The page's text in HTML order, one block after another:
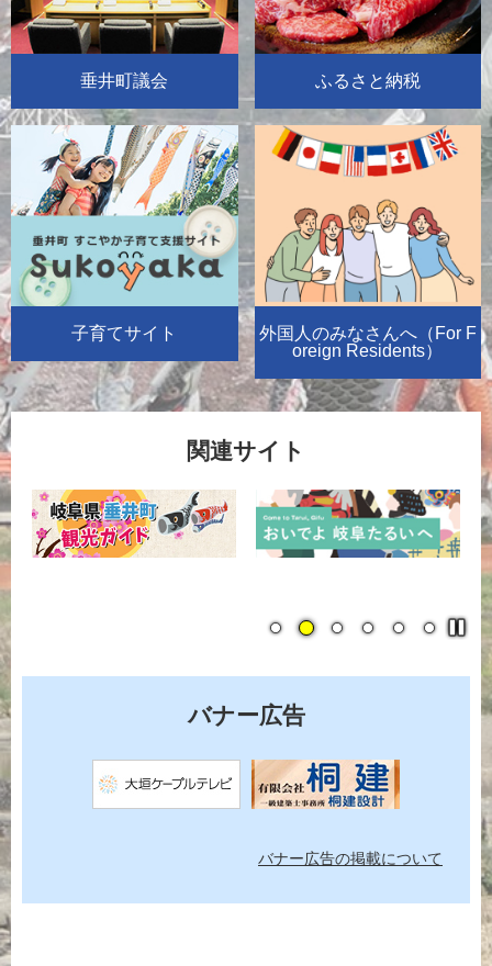
垂井町議会 ふるさと納税
子育てサイト
外国人のみなさんへ（For F
oreign Residents）
関連サイト
停
バナー広告
バナー広告の掲載について